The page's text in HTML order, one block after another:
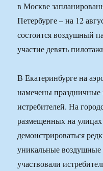
в Москве
Петербурге – на 12
состоится воздушный
участие девять
В Екатеринбурге на
намечены праздничные
истребителей. На
размещенных на улицах
демонстрироваться
уникальные воздушные
участвовали